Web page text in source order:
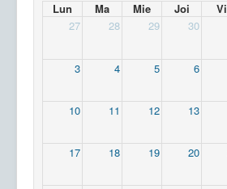
Lun Ma Mie Joi Vi
27
28 29 30
3 4 5 6
10 11 12 13
17 18 19 20